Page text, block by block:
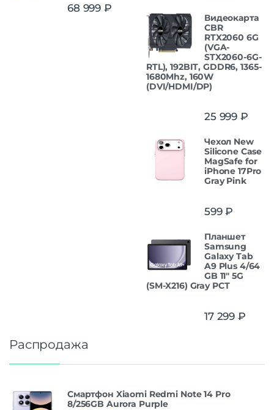
68 999 ₽
Видеокарта
CBR
RTX2060 6G
(VGA-
STX2060-6G-
RTL), 192BIT, GDDR6, 1365-
1680Mhz, 160W
(DVI/HDMI/DP)
25 999 ₽
Чехол New
Silicone Case
MagSafe for
iPhone 17Pro
Gray Pink
599₽
Планшет
Samsung
Galaxy Tab
A9 Plus 4/64
GB 11" 5G
(SM-X216) Gray РСТ
17 299 ₽
Распродажа
Смартфон Xiaomi Redmi Note 14 Pro
8/256GB Aurora Purple